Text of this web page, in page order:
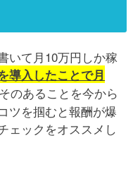
いて月10万円しか稼
導入したことで月
そのあることを今から
ツを掴むと報酬が爆
ェックをオススメし